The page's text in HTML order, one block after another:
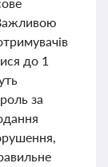
до 1
за